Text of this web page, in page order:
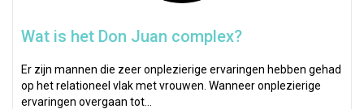
Wat is het Don Juan complex?
Er zijn mannen die zeer onplezierige ervaringen hebben gehad
op het relationeel vlak met vrouwen. Wanneer onplezierige
ervaringen overgaan tot…